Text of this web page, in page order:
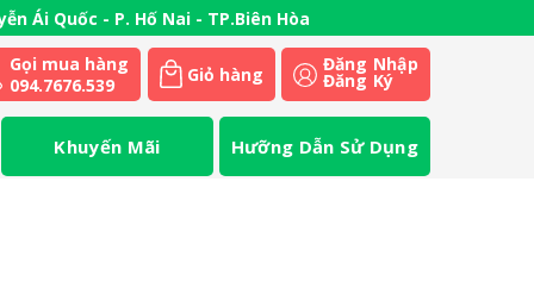
Ái Quốc - P. Hố Nai - TP.Biên Hòa
Gọi mua hàng
094.7676.539
Giỏ hàng Đăng Nhập
Đăng Ký
Khuyến Mãi Hưỡng Dẫn Sử Dụng